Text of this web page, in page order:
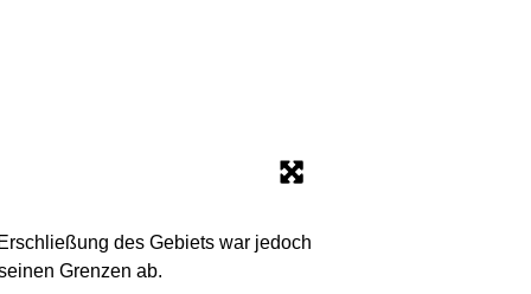
des Gebiets war jedoch
Grenzen ab.